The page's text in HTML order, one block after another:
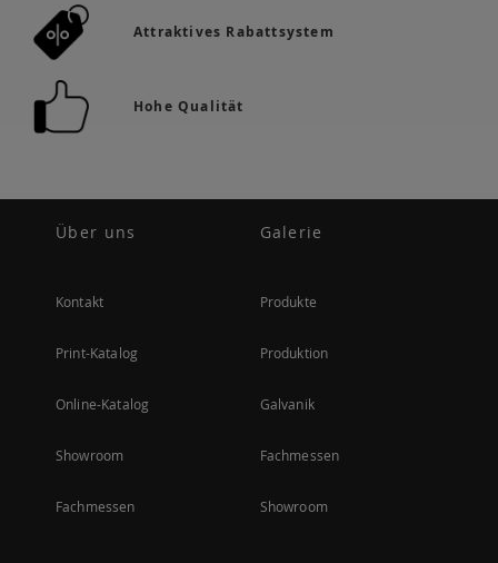
Attraktives Rabattsystem
Hohe Qualität
Über uns
Kontakt
Print-Katalog
Online-Katalog
Showroom
Fachmessen
Galerie
Produkte
Produktion
Galvanik
Fachmessen
Showroom